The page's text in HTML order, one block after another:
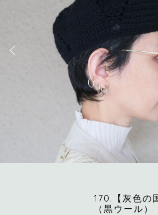
170.【灰色の
（黒ウール）